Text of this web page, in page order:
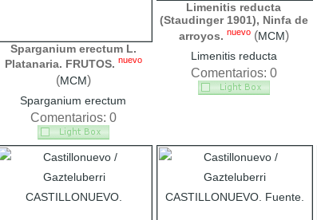
Sparganium erectum L.
Platanaria. FRUTOS. nuevo
(MCM)
Sparganium erectum
Comentarios: 0
Limenitis reducta
(Staudinger 1901), Ninfa de
arroyos. nuevo(MCM)
Limenitis reducta
Comentarios: 0